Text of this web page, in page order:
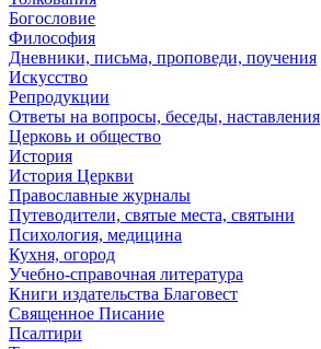
Богословие
Философия
Дневники, письма, проповеди, поучения
Искусство
Репродукции
Ответы на вопросы, беседы, наставления
Церковь и общество
История
История Церкви
Православные журналы
Путеводители, святые места, святыни
Психология, медицина
Кухня, огород
Учебно-справочная литература
Книги издательства Благовест
Священное Писание
Псалтири